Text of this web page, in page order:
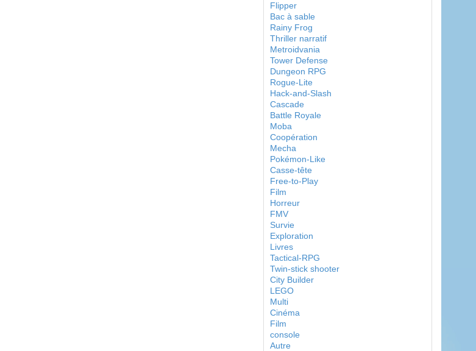
Flipper
Bac à sable
Rainy Frog
Thriller narratif
Metroidvania
Tower Defense
Dungeon RPG
Rogue-Lite
Hack-and-Slash
Cascade
Battle Royale
Moba
Coopération
Mecha
Pokémon-Like
Casse-tête
Free-to-Play
Film
Horreur
FMV
Survie
Exploration
Livres
Tactical-RPG
Twin-stick shooter
City Builder
LEGO
Multi
Cinéma
Film
console
Autre